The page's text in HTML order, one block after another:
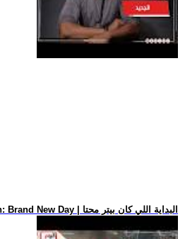
.. فيلم Spider-Man: Brand New Day | البداية اللي كان بيتر محتا